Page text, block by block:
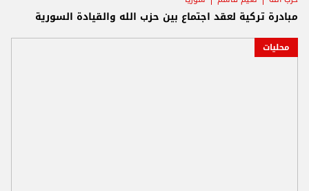
مبادرة تركية لعقد اجتماع بين حزب الله والقيادة السورية
محليات